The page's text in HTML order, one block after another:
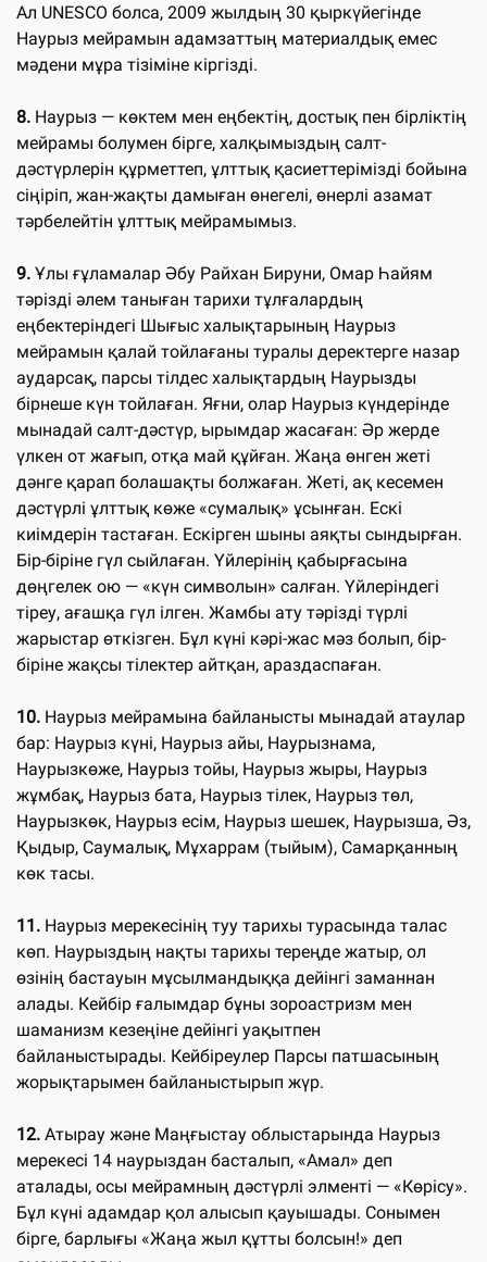
Ал UNESCO болса, 2009 жылдың 30 қыркүйегінде
Наурыз мейрамын адамзаттың материалдық емес
мәдени мұра тізіміне кіргізді.
8. Наурыз — көктем мен еңбектің, достық пен бірліктің
мейрамы болумен бірге, халқымыздың салт-
дәстүрлерін құрметтеп, ұлттық қасиеттерімізді бойына
сіңіріп, жан-жақты дамыған өнегелі, өнерлі азамат
тәрбелейтін ұлттық мейрамымыз.
9. Ұлы ғұламалар Әбу Райхан Бируни, Омар Һайям
тәрізді әлем таныған тарихи тұлғалардың
еңбектеріндегі Шығыс халықтарының Наурыз
мейрамын қалай тойлағаны туралы деректерге назар
аударсақ, парсы тілдес халықтардың Наурызды
бірнеше күн тойлаған. Яғни, олар Наурыз күндерінде
мынадай салт-дәстүр, ырымдар жасаған: Әр жерде
үлкен от жағып, отқа май құйған. Жаңа өнген жеті
дәнге қарап болашақты болжаған. Жеті, ақ кесемен
дәстүрлі ұлттық көже «сумалық» ұсынған. Ескі
киімдерін тастаған. Ескірген шыны аяқты сындырған.
Бір-біріне гүл сыйлаған. Үйлерінің қабырғасына
дөңгелек ою — «күн символын» салған. Үйлеріндегі
тіреу, ағашқа гүл ілген. Жамбы ату тәрізді түрлі
жарыстар өткізген. Бұл күні кәрі-жас мәз болып, бір-
біріне жақсы тілектер айтқан, араздаспаған.
10. Наурыз мейрамына байланысты мынадай атаулар
бар: Наурыз күні, Наурыз айы, Наурызнама,
Наурызкөже, Наурыз тойы, Наурыз жыры, Наурыз
жұмбақ, Наурыз бата, Наурыз тілек, Наурыз төл,
Наурызкөк, Наурыз есім, Наурыз шешек, Наурызша, Әз,
Қыдыр, Саумалық, Мұхаррам (тыйым), Самарқанның
көк тасы.
11. Наурыз мерекесінің туу тарихы турасында талас
көп. Наурыздың нақты тарихы тереңде жатыр, ол
өзінің бастауын мұсылмандыққа дейінгі заманнан
алады. Кейбір ғалымдар бұны зороастризм мен
шаманизм кезеңіне дейінгі уақытпен
байланыстырады. Кейбіреулер Парсы патшасының
жорықтарымен байланыстырып жүр.
12. Атырау және Маңғыстау облыстарында Наурыз
мерекесі 14 наурыздан басталып, «Амал» деп
аталады, осы мейрамның дәстүрлі элменті — «Көрісу».
Бұл күні адамдар қол алысып қауышады. Сонымен
бірге, барлығы «Жаңа жыл құтты болсын!» деп